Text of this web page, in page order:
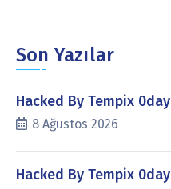
Son Yazılar
Hacked By Tempix 0day
8 Ağustos 2026
Hacked By Tempix 0day